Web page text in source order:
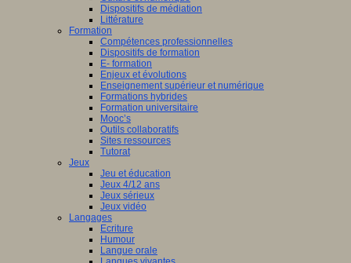
Dispositifs de médiation
Littérature
Formation
Compétences professionnelles
Dispositifs de formation
E- formation
Enjeux et évolutions
Enseignement supérieur et numérique
Formations hybrides
Formation universitaire
Mooc’s
Outils collaboratifs
Sites ressources
Tutorat
Jeux
Jeu et éducation
Jeux 4/12 ans
Jeux sérieux
Jeux vidéo
Langages
Ecriture
Humour
Langue orale